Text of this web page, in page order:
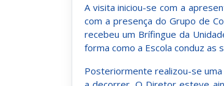
A visita iniciou-se com a
com a presença do Grupo de
recebeu um Brífingue da
forma como a Escola conduz as
Posteriormente realizou-se